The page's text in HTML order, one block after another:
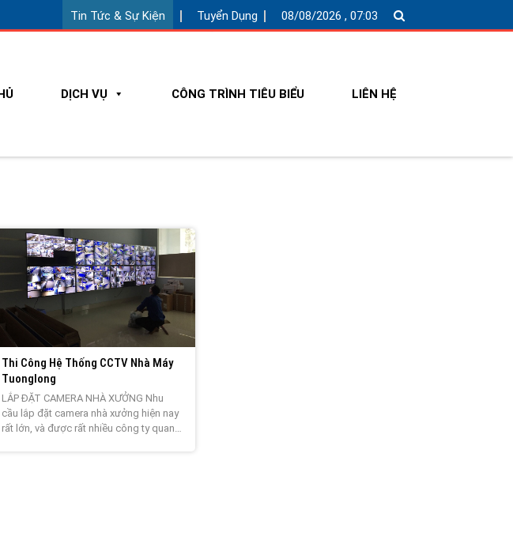
Tin Tức & Sự Kiện Tuyển Dụng 08/08/2026 , 07:03
DỊCH VỤ CÔNG TRÌNH TIÊU BIỂU LIÊN HỆ
Thi Công Hệ Thống CCTV Nhà Máy
Tuonglong
LẮP ĐẶT CAMERA NHÀ XƯỞNG Nhu
cầu lắp đặt camera nhà xưởng hiện nay
rất lớn, và được rất nhiều công ty quan